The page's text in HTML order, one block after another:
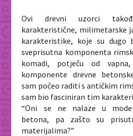
Ovi drevni uzorci
karakteristične, milimetarske
karakteristike, koje su dugo
sveprisutna komponenta
komadi, potječu od
komponente drevne
sam počeo raditi s antičkim
sam bio fasciniran tim
“Oni se ne nalaze u
betona, pa zašto su
materijalima?”